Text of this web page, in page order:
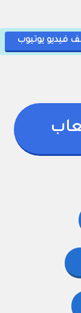
فيديو يوتيوب